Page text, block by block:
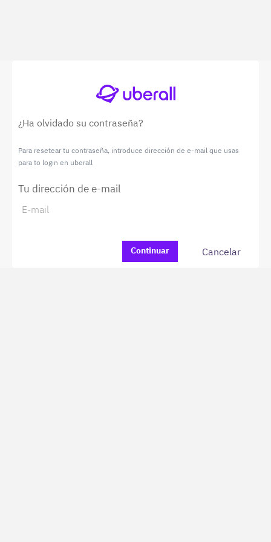
¿Ha olvidado su contraseña?
Para resetear tu contraseña, introduce dirección de e-mail que usas
para to login en uberall
Tu dirección de e-mail
Cancelar